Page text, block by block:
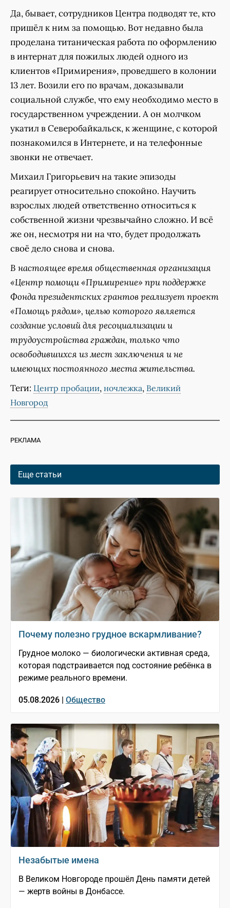
Да, бывает, сотрудников Центра подводят те, кто
пришёл к ним за помощью. Вот недавно была
проделана титаническая работа по оформлению
в интернат для пожилых людей одного из
клиентов «Примирения», проведшего в колонии
13 лет. Возили его по врачам, доказывали
социальной службе, что ему необходимо место в
государственном учреждении. А он молчком
укатил в Северобайкальск, к женщине, с которой
познакомился в Интернете, и на телефонные
звонки не отвечает.
Михаил Григорьевич на такие эпизоды
реагирует относительно спокойно. Научить
взрослых людей ответственно относиться к
собственной жизни чрезвычайно сложно. И всё
же он, несмотря ни на что, будет продолжать
своё дело снова и снова.
В настоящее время общественная организация
«Центр помощи «Примирение» при поддержке
Фонда президентских грантов реализует проект
«Помощь рядом», целью которого является
создание условий для ресоциализации и
трудоустройства граждан, только что
освободившихся из мест заключения и не
имеющих постоянного места жительства.
Теги: Центр пробации, ночлежка, Великий
Новгород
РЕКЛАМА
Еще статьи
Почему полезно грудное вскармливание?
Грудное молоко — биологически активная среда,
которая подстраивается под состояние ребёнка в
режиме реального времени.
05.08.2026 | Общество
Незабытые имена
В Великом Новгороде прошёл День памяти детей
— жертв войны в Донбассе.